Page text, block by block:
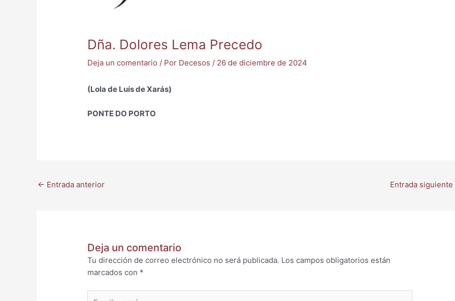
Dña. Dolores Lema Precedo
Deja un comentario / Por Decesos / 26 de diciembre de 2024
(Lola de Luís de Xarás)
PONTE DO PORTO
← Entrada anterior Entrada siguiente
Deja un comentario
Tu dirección de correo electrónico no será publicada. Los campos obligatorios están
marcados con *